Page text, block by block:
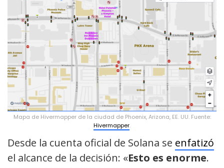
Mapa de Hivermapper de la ciudad de Phoenix, Arizona, EE. UU. Fuente:
Hivermapper.
Desde la cuenta oficial de Solana se enfatizó
el alcance de la decisión: «Esto es enorme.